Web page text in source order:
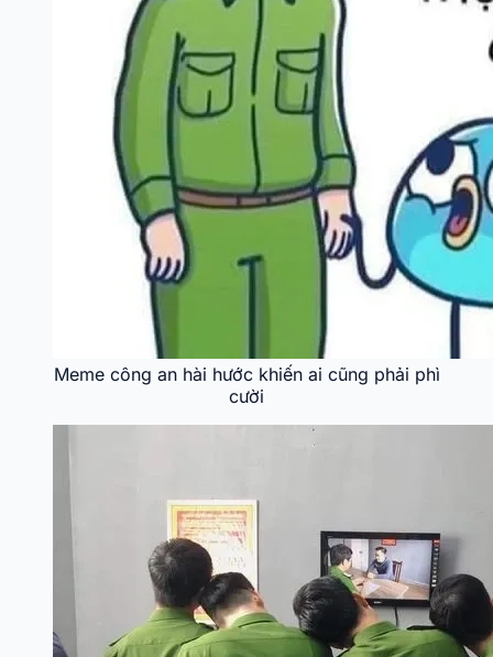
Meme công an hài hước khiến ai cũng phải phì
cười